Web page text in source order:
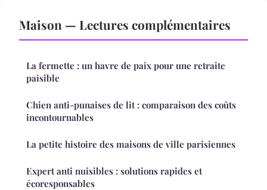
Maison — Lectures complémentaires
La fermette : un havre de paix pour une retraite
paisible
Chien anti-punaises de lit : comparaison des coûts
incontournables
La petite histoire des maisons de ville parisiennes
Expert anti nuisibles : solutions rapides et
écoresponsables